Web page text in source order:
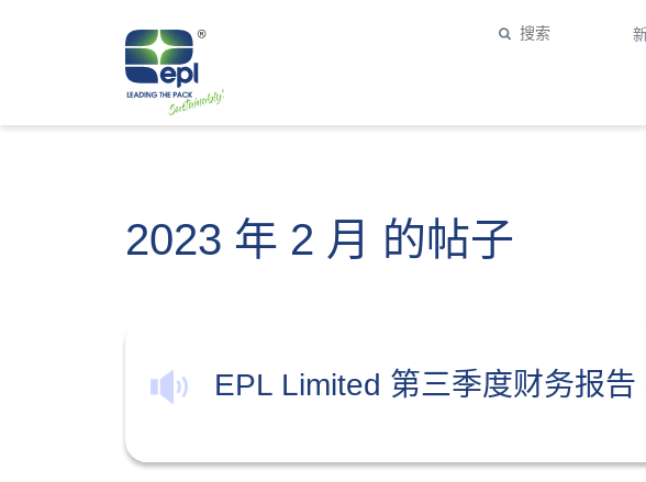
2023 年 2 月 的帖子
EPL Limited 第三季度财务报告